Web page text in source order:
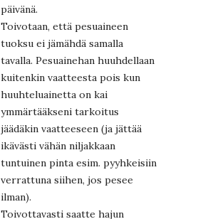
päivänä.
Toivotaan, että pesuaineen
tuoksu ei jämähdä samalla
tavalla. Pesuainehan huuhdellaan
kuitenkin vaatteesta pois kun
huuhteluainetta on kai
ymmärtääkseni tarkoitus
jäädäkin vaatteeseen (ja jättää
ikävästi vähän niljakkaan
tuntuinen pinta esim. pyyhkeisiin
verrattuna siihen, jos pesee
ilman).
Toivottavasti saatte hajun